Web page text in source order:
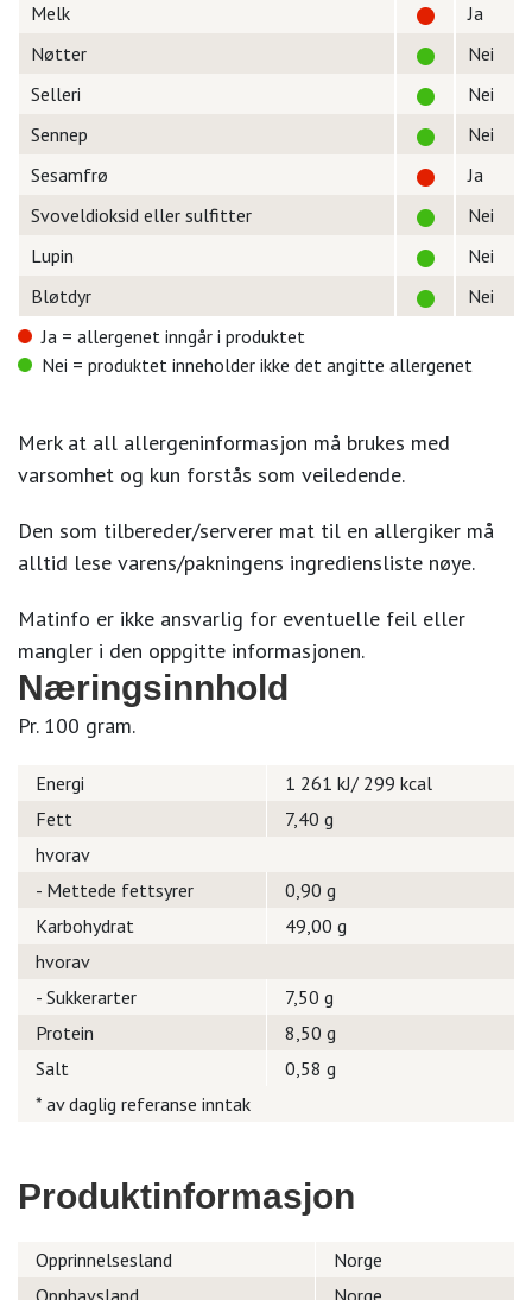
Melk
Ja
Nøtter
Nei
Selleri
Nei
Sennep
Nei
Sesamfrø
Ja
Svoveldioksid eller sulfitter
Nei
Lupin
Nei
Bløtdyr
Nei
Ja = allergenet inngår i produktet
Nei = produktet inneholder ikke det angitte allergenet
Merk at all allergeninformasjon må brukes med
varsomhet og kun forstås som veiledende.
Den som tilbereder/serverer mat til en allergiker må
alltid lese varens/pakningens ingrediensliste nøye.
Matinfo er ikke ansvarlig for eventuelle feil eller
mangler i den oppgitte informasjonen.
Næringsinnhold
Pr. 100 gram.
Energi
1 261 kJ/ 299 kcal
Fett
7,40 g
hvorav
- Mettede fettsyrer
0,90 g
Karbohydrat
49,00 g
hvorav
- Sukkerarter
7,50 g
Protein
8,50 g
Salt
0,58 g
* av daglig referanse inntak
Produktinformasjon
Opprinnelsesland
Norge
Opphavsland
Norge